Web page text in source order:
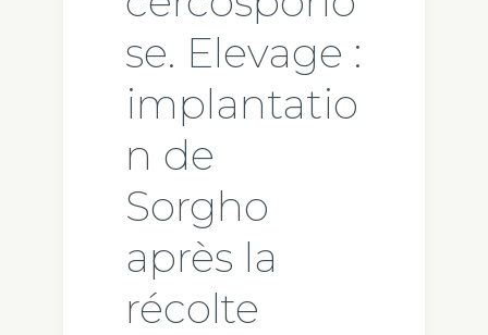
se. Elevage :
implantatio
n de
Sorgho
après la
récolte